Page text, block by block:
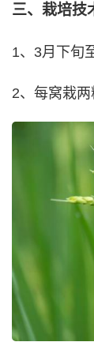
三、栽培技
1、3月下旬
2、每窝栽两